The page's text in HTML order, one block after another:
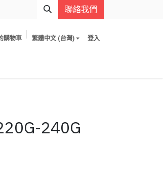
聯絡我們
購物車 繁體中文 (台灣) 登入
240G